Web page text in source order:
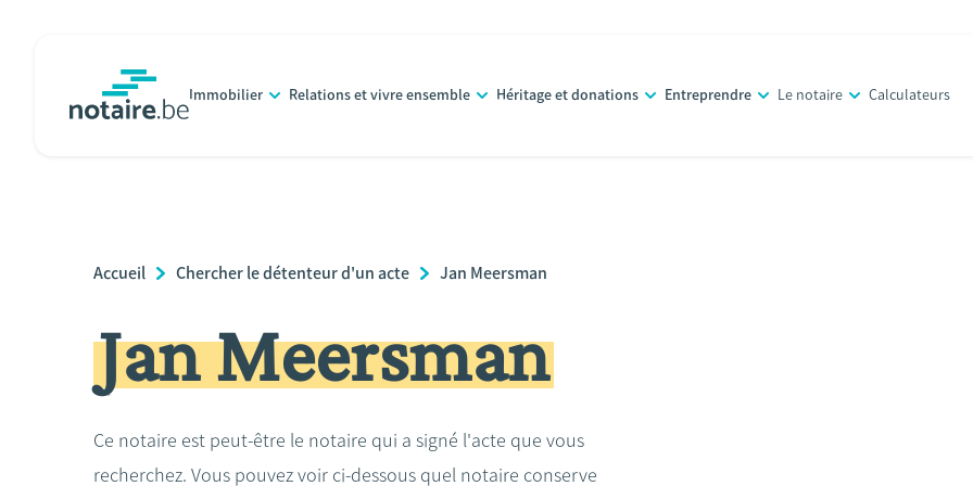
principal
Immobilier Relations et vivre ensemble Héritage et donations Entreprendre Le notaire Calculateurs
Breadcrumb
Accueil Chercher le détenteur d'un acte Jan Meersman
Jan Meersman
Ce notaire est peut-être le notaire qui a signé l'acte que vous
recherchez. Vous pouvez voir ci-dessous quel notaire conserve